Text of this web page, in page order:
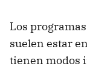
Los
suelen estar
tienen modos